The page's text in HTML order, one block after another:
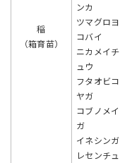
稲
（箱育苗）
ンカ
ツマグロヨ
コバイ
ニカメイチ
ュウ
フタオビコ
ヤガ
コブノメイ
ガ
イネシンガ
レセンチュ